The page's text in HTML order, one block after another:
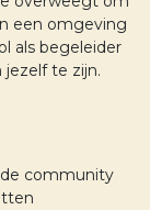
een omgeving
als begeleider
te zijn.
community